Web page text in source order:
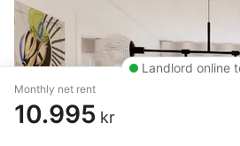
Landlord online
Monthly net rent
10.995 kr